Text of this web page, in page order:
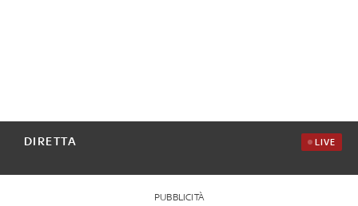
DIRETTA LIVE
PUBBLICITÀ